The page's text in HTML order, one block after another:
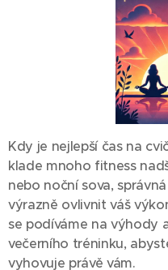
Kdy je nejlepší čas na
klade mnoho fitness
nebo noční sova,
výrazně ovlivnit váš
se podíváme na výhody
večerního tréninku,
vyhovuje právě vám.